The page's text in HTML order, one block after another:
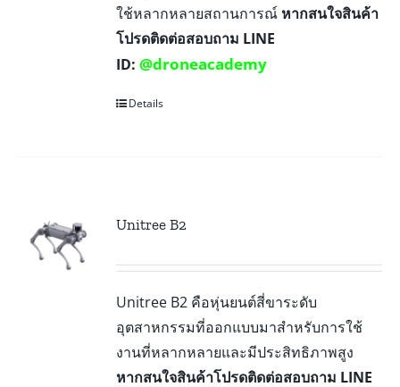
ใช้หลากหลายสถานการณ์ หากสนใจสินค้า
โปรดติดต่อสอบถาม LINE
ID:@droneacademy
Details
Unitree B2
Unitree B2 คือหุ่นยนต์สี่ขาระดับ
อุตสาหกรรมที่ออกแบบมาสำหรับการใช้
งานที่หลากหลายและมีประสิทธิภาพสูง
หากสนใจสินค้าโปรดติดต่อสอบถาม LINE